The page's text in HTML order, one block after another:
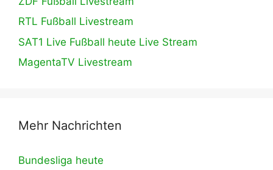
RTL Fußball Livestream
SAT1 Live Fußball heute Live Stream
MagentaTV Livestream
Mehr Nachrichten
Bundesliga heute